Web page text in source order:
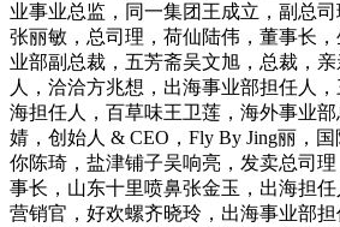
业事业总监，同一集团王成立，副总
张丽敏，总司理，荷仙陆伟，董事长
业部副总裁，五芳斋吴文旭，总裁，
人，洽洽方兆想，出海事业部担任人，
海担任人，百草味王卫莲，海外事业
婧，创始人 & CEO，Fly By Jing丽，
你陈琦，盐津铺子吴响亮，发卖总司
事长，山东十里喷鼻张金玉，出海担
营销官，好欢螺齐晓玲，出海事业部